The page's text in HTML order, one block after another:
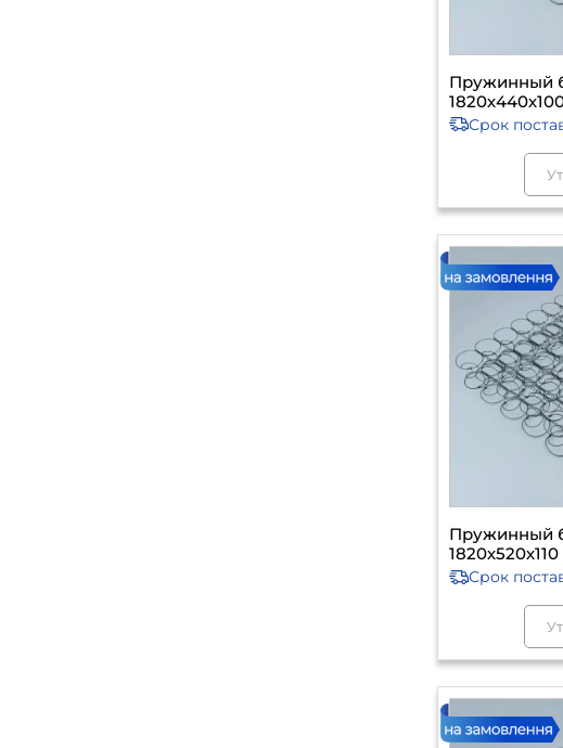
Пружинный
Срок
Пружинный
Срок